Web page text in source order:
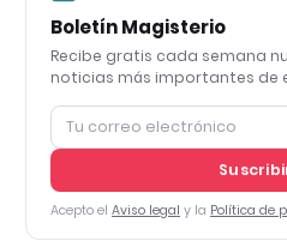
Boletín Magisterio
Recibe gratis cada semana
noticias más importantes de
Acepto el Aviso legal y la Política de